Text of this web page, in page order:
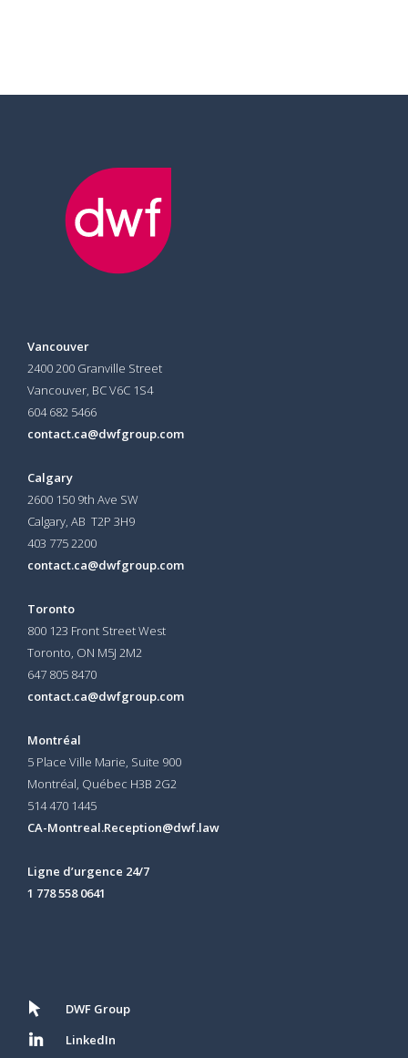
Vancouver
2400 200 Granville Street
Vancouver, BC V6C 1S4
604 682 5466
contact.ca@dwfgroup.com
Calgary
2600 150 9th Ave SW
Calgary, AB T2P 3H9
403 775 2200
contact.ca@dwfgroup.com
Toronto
800 123 Front Street West
Toronto, ON M5J 2M2
647 805 8470
contact.ca@dwfgroup.com
Montréal
5 Place Ville Marie, Suite 900
Montréal, Québec H3B 2G2
514 470 1445
CA-Montreal.Reception@dwf.law
Ligne d’urgence 24/7
1 778 558 0641
DWF Group
LinkedIn